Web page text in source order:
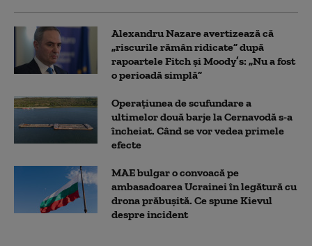
Alexandru Nazare avertizează că
„riscurile rămân ridicate” după
rapoartele Fitch și Moody’s: „Nu a fost
o perioadă simplă”
Operațiunea de scufundare a
ultimelor două barje la Cernavodă s-a
încheiat. Când se vor vedea primele
efecte
MAE bulgar o convoacă pe
ambasadoarea Ucrainei în legătură cu
drona prăbuşită. Ce spune Kievul
despre incident